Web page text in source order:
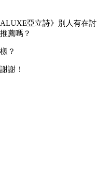
亞立詩》別人有在討
薦嗎？
？
謝！